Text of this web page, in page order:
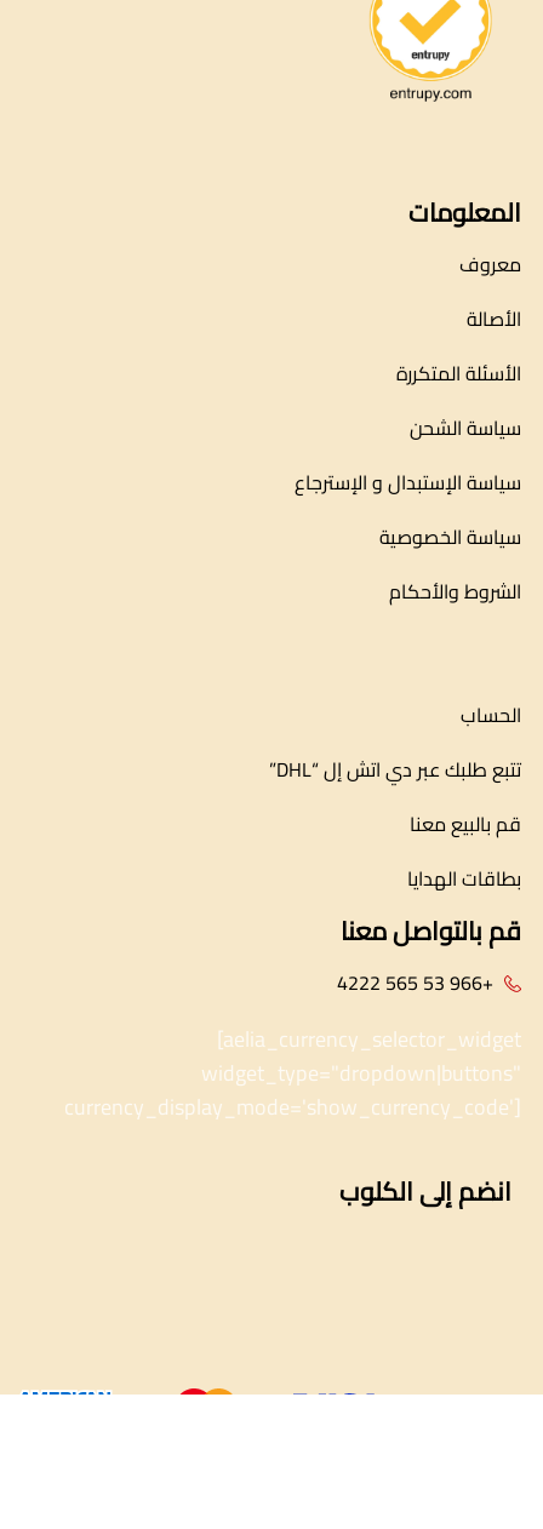
المعلومات
معروف
الأصالة
الأسئلة المتكررة
سياسة الشحن
سياسة الإستبدال و الإسترجاع
سياسة الخصوصية
الشروط والأحكام
الحساب
تتبع طلبك عبر دي اتش إل “DHL”
قم بالبيع معنا
بطاقات الهدايا
قم بالتواصل معنا
+966 53 565 4222
[aelia_currency_selector_widget
widget_type="dropdown|buttons"
currency_display_mode='show_currency_code']
انضم إلى الكلوب